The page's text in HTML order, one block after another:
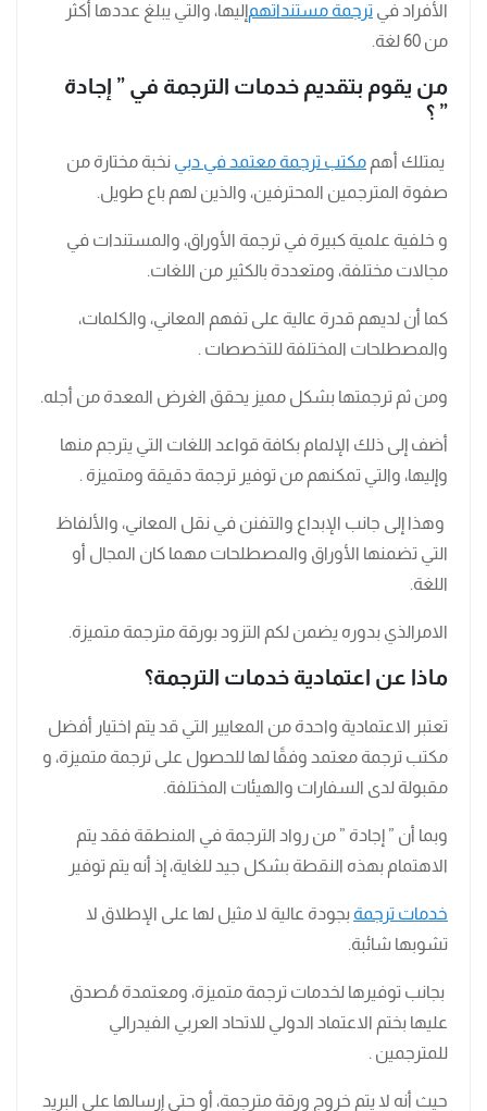
الأفراد في ترجمة مستنداتهمإليها، والتي يبلغ عددها أكثر
من 60 لغة.
من يقوم بتقديم خدمات الترجمة في ” إجادة
” ؟
يمتلك أهم مكتب ترجمة معتمد في دبي نخبة مختارة من
صفوة المترجمين المحترفين، والذين لهم باع طويل.
و خلفية علمية كبيرة في ترجمة الأوراق، والمستندات في
مجالات مختلفة، ومتعددة بالكثير من اللغات.
كما أن لديهم قدرة عالية على تفهم المعاني، والكلمات،
والمصطلحات المختلفة للتخصصات .
ومن ثم ترجمتها بشكل مميز يحقق الغرض المعدة من أجله.
أضف إلى ذلك الإلمام بكافة قواعد اللغات التي يترجم منها
وإليها، والتي تمكنهم من توفير ترجمة دقيقة ومتميزة .
وهذا إلى جانب الإبداع والتفنن في نقل المعاني، والألفاظ
التي تضمنها الأوراق والمصطلحات مهما كان المجال أو
اللغة.
الامرالذي بدوره يضمن لكم التزود بورقة مترجمة متميزة.
ماذا عن اعتمادية خدمات الترجمة؟
تعتبر الاعتمادية واحدة من المعايير التي قد يتم اختيار أفضل
مكتب ترجمة معتمد وفقًا لها للحصول على ترجمة متميزة، و
مقبولة لدى السفارات والهيئات المختلفة.
وبما أن ” إجادة ” من رواد الترجمة في المنطقة فقد يتم
الاهتمام بهذه النقطة بشكل جيد للغاية، إذ أنه يتم توفير
خدمات ترجمة بجودة عالية لا مثيل لها على الإطلاق لا
تشوبها شائبة.
بجانب توفيرها لخدمات ترجمة متميزة، ومعتمدة مُصدق
عليها بختم الاعتماد الدولي للاتحاد العربي الفيدرالي
للمترجمين .
حيث أنه لا يتم خروج ورقة مترجمة، أو حتى إرسالها على البريد